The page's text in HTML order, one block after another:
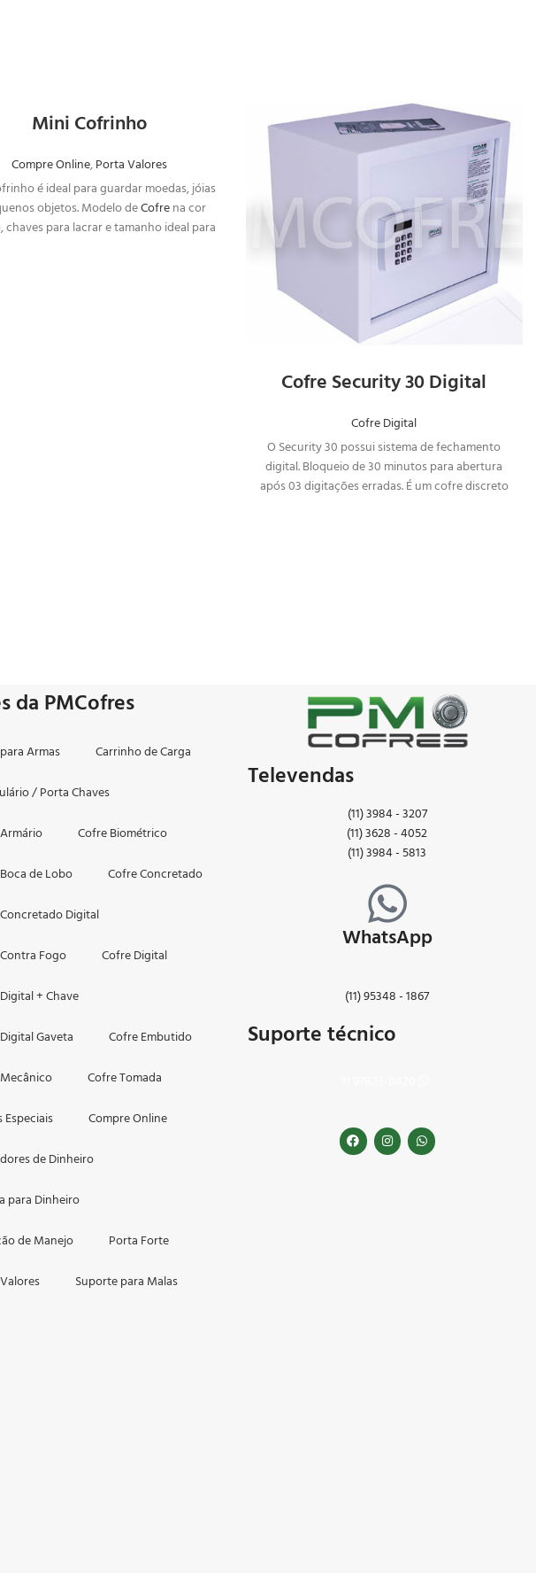
Mini Cofrinho
Compre Online,Porta Valores
é ideal para guardar moedas, jóias
objetos. Modelo deCofrena cor
chaves para lacrar e tamanho ideal para
ORÇAMENTO
Cofre Security 30 Digital
Cofre Digital
O Security 30 possui sistema de fechamento
digital. Bloqueio de 30 minutos para abertura
após 03 digitações erradas. É um cofre discreto
SOLICITAR
da PMCofres
Armas
Carrinho de Carga
/ Porta Chaves
Cofre Biométrico
de Lobo
Cofre Concretado
Digital
Fogo
Cofre Digital
+ Chave
Gaveta
Cofre Embutido
Cofre Tomada
Especiais
Compre Online
de Dinheiro
para Dinheiro
de Manejo
Porta Forte
Suporte para Malas
Televendas
(11) 3984 - 3207
(11) 3628 - 4052
(11) 3984 - 5813
WhatsApp
(11) 95348 - 1867
Suporte técnico